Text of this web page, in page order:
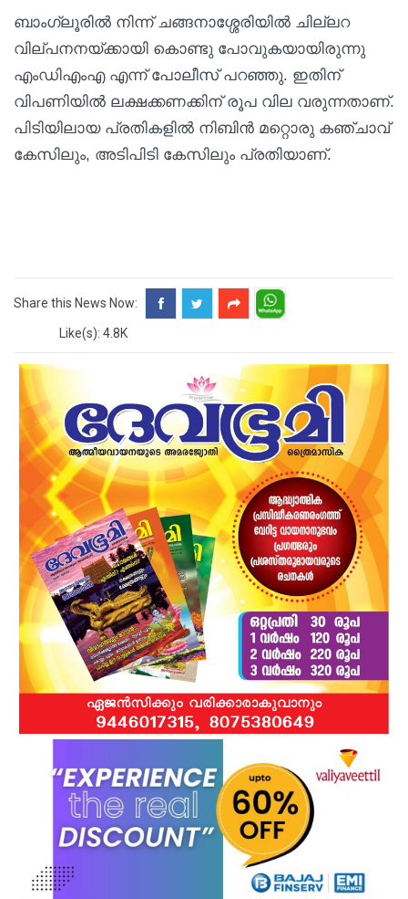
ബാംഗ്ലൂരിൽ നിന്ന് ചങ്ങനാശ്ശേരിയിൽ ചില്ലറ
വില്പനനയ്ക്കായി കൊണ്ടു പോവുകയായിരുന്നു
എംഡിഎംഎ എന്ന് പോലീസ് പറഞ്ഞു. ഇതിന്
വിപണിയിൽ ലക്ഷക്കണക്കിന് രൂപ വില വരുന്നതാണ്.
പിടിയിലായ പ്രതികളിൽ നിബിൻ മറ്റൊരു കഞ്ചാവ്
കേസിലും, അടിപിടി കേസിലും പ്രതിയാണ്.
Share this News Now:
Like(s): 4.8K